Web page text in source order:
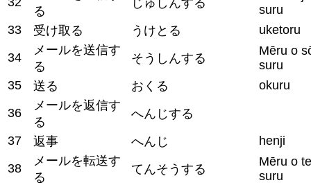
る
suru
33
受け取る うけとる
uketoru
34
メールを送信す
る
そうしんする
Mēru o
suru
35
送る おくる
okuru
36
メールを返信す
る
へんじする
37
返事 へんじ
henji
38
メールを転送す
る
てんそうする
Mēru o
suru